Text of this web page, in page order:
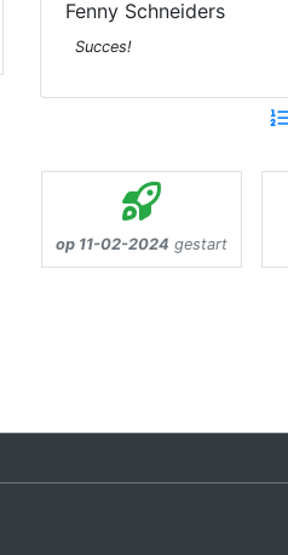
Fenny Schneiders
Succes!
op 11-02-2024 gestart